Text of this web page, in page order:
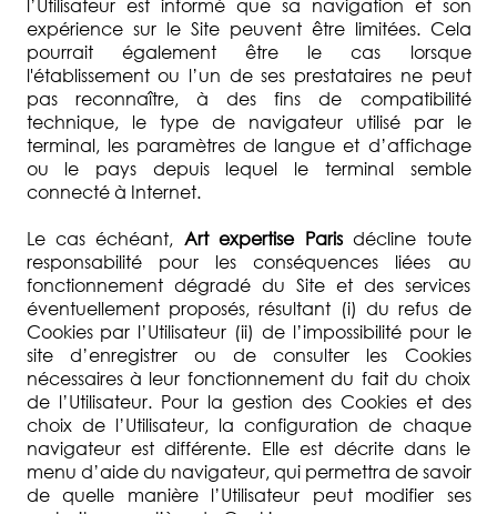
expérience sur le Site peuvent être limitées. Cela
pourrait également être le cas lorsque
l'établissement ou l’un de ses prestataires ne peut
pas reconnaître, à des fins de compatibilité
technique, le type de navigateur utilisé par le
terminal, les paramètres de langue et d’affichage
ou le pays depuis lequel le terminal semble
connecté à Internet.
Le cas échéant, Art expertise Parisdécline toute
responsabilité pour les conséquences liées au
fonctionnement dégradé du Site et des services
éventuellement proposés, résultant (i) du refus de
Cookies par l’Utilisateur (ii) de l’impossibilité pour le
site d’enregistrer ou de consulter les Cookies
nécessaires à leur fonctionnement du fait du choix
de l’Utilisateur. Pour la gestion des Cookies et des
choix de l’Utilisateur, la configuration de chaque
navigateur est différente. Elle est décrite dans le
menu d’aide du navigateur, qui permettra de savoir
de quelle manière l’Utilisateur peut modifier ses